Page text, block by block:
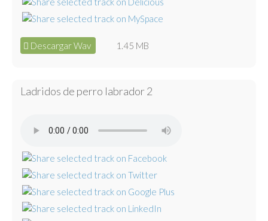
Descargar Wav 1.45 MB
Ladridos de perro labrador 2